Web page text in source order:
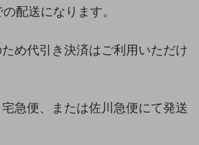
配送になります。
め代引き決済はご利用いただけ
急便、または佐川急便にて発送